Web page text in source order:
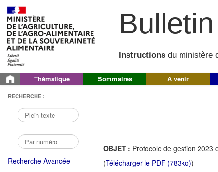
Instructions du ministère
Thématique Sommaires A venir
RECHERCHE :
Recherche Avancée
OBJET : Protocole de gestion 2023
(Télécharger le PDF (783ko))